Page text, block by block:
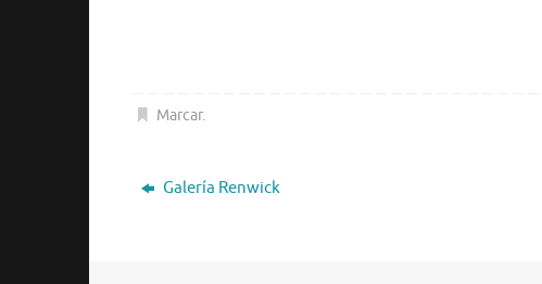
Marcar.
Galería Renwick